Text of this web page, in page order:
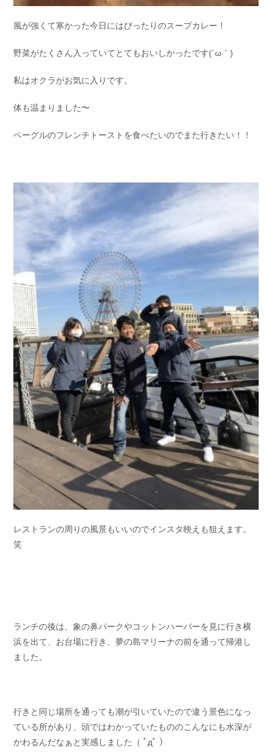
風が強くて寒かった今日にはぴったりのスープカレー！
野菜がたくさん入っていてとてもおいしかったです(´ω｀)
私はオクラがお気に入りです。
体も温まりました〜
ベーグルのフレンチトーストを食べたいのでまた行きたい！！
レストランの周りの風景もいいのでインスタ映えも狙えます。
笑
ランチの後は、象の鼻パークやコットンハーバーを見に行き横
浜を出て、お台場に行き、夢の島マリーナの前を通って帰港し
ました。
行きと同じ場所を通っても潮が引いていたので違う景色になっ
ている所があり、頭ではわかっていたもののこんなにも水深が
かわるんだなぁと実感しました（ ﾟдﾟ ）